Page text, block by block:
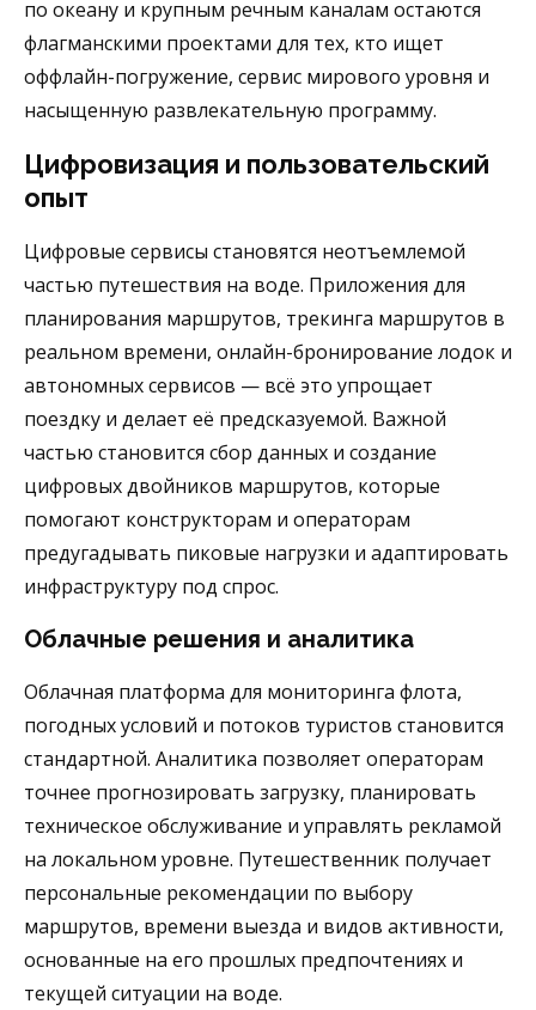
по океану и крупным речным каналам остаются
флагманскими проектами для тех, кто ищет
оффлайн-погружение, сервис мирового уровня и
насыщенную развлекательную программу.
Цифровизация и пользовательский
опыт
Цифровые сервисы становятся неотъемлемой
частью путешествия на воде. Приложения для
планирования маршрутов, трекинга маршрутов в
реальном времени, онлайн-бронирование лодок и
автономных сервисов — всё это упрощает
поездку и делает её предсказуемой. Важной
частью становится сбор данных и создание
цифровых двойников маршрутов, которые
помогают конструкторам и операторам
предугадывать пиковые нагрузки и адаптировать
инфраструктуру под спрос.
Облачные решения и аналитика
Облачная платформа для мониторинга флота,
погодных условий и потоков туристов становится
стандартной. Аналитика позволяет операторам
точнее прогнозировать загрузку, планировать
техническое обслуживание и управлять рекламой
на локальном уровне. Путешественник получает
персональные рекомендации по выбору
маршрутов, времени выезда и видов активности,
основанные на его прошлых предпочтениях и
текущей ситуации на воде.